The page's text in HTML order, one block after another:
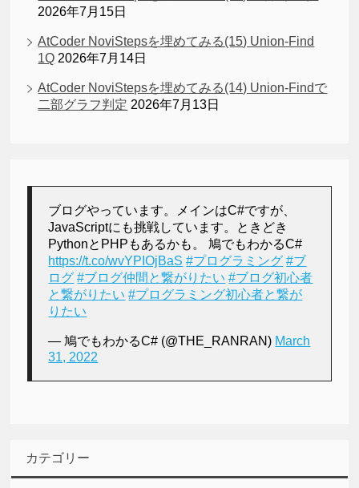
2026年7月15日
AtCoder NoviStepsを埋めてみる(15) Union-Find
1Q 2026年7月14日
AtCoder NoviStepsを埋めてみる(14) Union-Findで
二部グラフ判定 2026年7月13日
ブログやっています。メインはC#ですが、
JavaScriptにも挑戦しています。ときどき
PythonとPHPもあるかも。 鳩でもわかるC#
https://t.co/wvYPIOjBaS #プログラミング #ブ
ログ #ブログ仲間と繋がりたい #ブログ初心者
と繋がりたい #プログラミング初心者と繋が
りたい
— 鳩でもわかるC# (@THE_RANRAN) March
31, 2022
カテゴリー